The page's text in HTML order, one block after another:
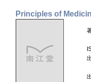
Principles of